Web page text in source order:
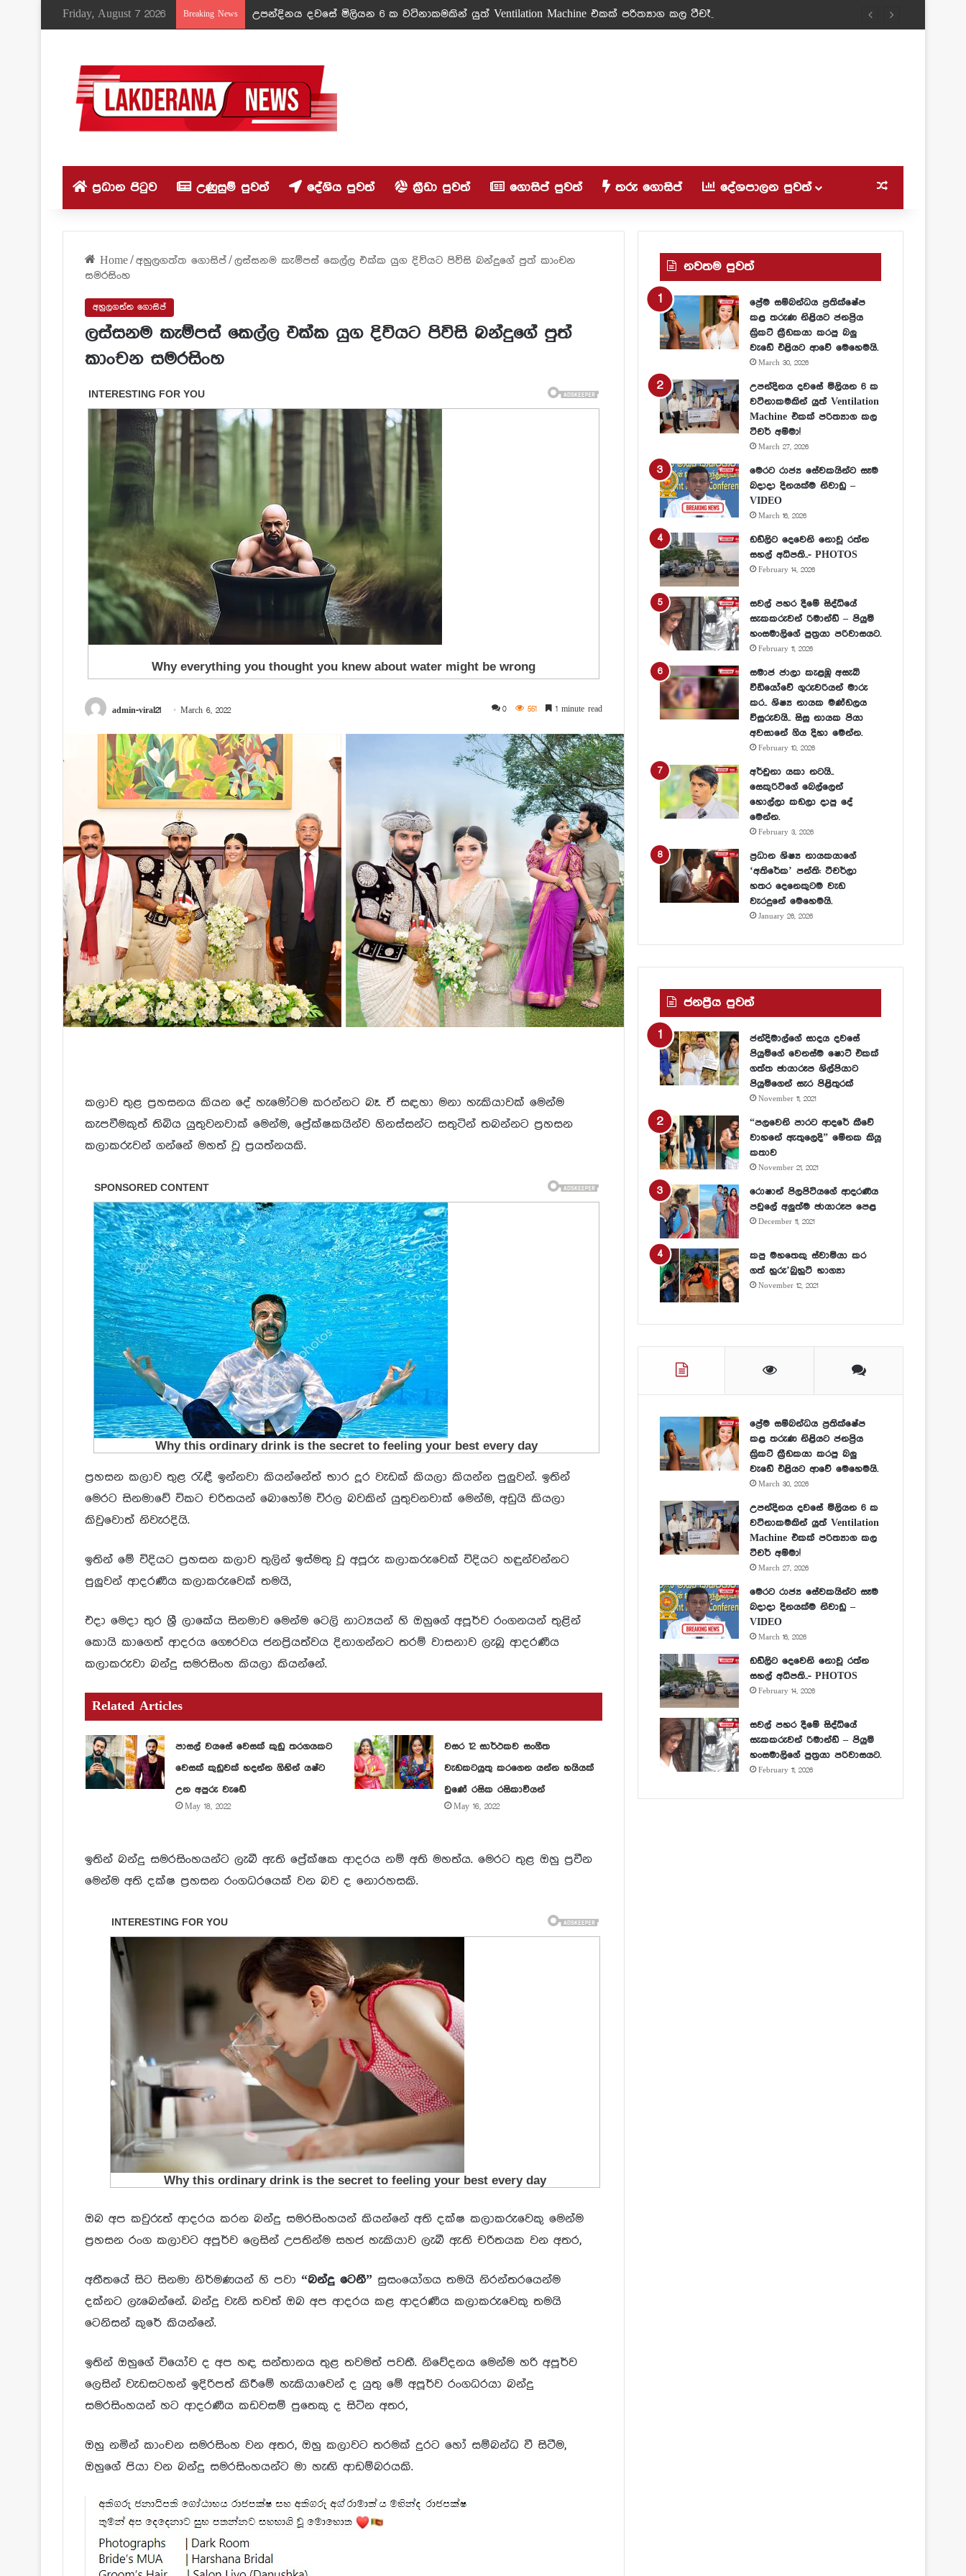
Friday, August 7 2026 Breaking News උපන්දිනය දවසේ මිලියන 6 ක වටිනාකමකින් යුත් Ventilation Machine එකක් පරිත්‍යාග කල ටීචර් අම්මා!
ප්‍රධාන පිටුව උණුසුම් පුවත් දේශිය පුවත් ක්‍රීඩා පුවත් ගොසිප් පුවත් තරු ගොසිප් දේශපාලන පුවත් Random Article
Home/අහුලගත්ත ගොසිප්/ලස්සනම කැම්පස් කෙල්ල එක්ක යුග දිවියට පිවිසි බන්දුගේ පුත් කාංචන
සමරසිංහ
අහුලගත්ත ගොසිප්
ලස්සනම කැම්පස් කෙල්ල එක්ක යුග දිවියට පිවිසි බන්දුගේ පුත්
කාංචන සමරසිංහ
admin-viral21 March 6, 2022 0 551 1 minute read
කලාව තුළ ප්‍රහසනය කියන දේ හැමෝටම කරන්නට බෑ. ඒ සඳහා මනා හැකියාවක් මෙන්ම
කැපවීමකුත් තිබිය යුතුවනවාක් මෙන්ම, ප්‍රේක්ෂකයින්ව හිනස්සන්ට සතුටින් තබන්නට ප්‍රහසන
කලාකරුවන් ගන්නේ මහත් වූ ප්‍රයත්නයකි.
ප්‍රහසන කලාව තුළ රැඳී ඉන්නවා කියන්නේත් භාර දූර වැඩක් කියලා කියන්න පුලුවන්. ඉතින්
මෙරට සිනමාවේ විකට චරිතයන් බොහෝම විරල බවකින් යුතුවනවාක් මෙන්ම, අඩුයි කියලා
කිවුවොත් නිවැරදියි.
ඉතින් මේ විදියට ප්‍රහසන කලාව තුලින් ඉස්මතු වූ අපූරු කලාකරුවෙක් විදියට හඳුන්වන්නට
පුලුවන් ආදරණීය කලාකරුවෙක් තමයි,
එදා මෙදා තුර ශ්‍රී ලාකේය සිනමාව මෙන්ම ටෙලි නාට්‍යයන් හි ඔහුගේ අපූර්ව රංගනයන් තුළින්
කොයි කාගෙත් ආදරය ගෞරවය ජනප්‍රියත්වය දිනාගන්නට තරම් වාසනාව ලැබූ ආදරණීය
කලාකරුවා බන්දු සමරසිංහ කියලා කියන්නේ.
Related Articles
පාසල් වයසේ වෙසක් කුඩු තරගයකට
වෙසක් කුඩුවක් හදන්න ගිහින් යෂ්ට
උන අපුරු වැඩේ
May 18, 2022
වසර 12 සාර්ථකව සංගීත
වැඩකටයුතු කරගෙන යන්න හයියක්
වුණේ රසික රසිකාවියන්
May 16, 2022
ඉතින් බන්දු සමරසිංහයන්ට ලැබී ඇති ප්‍රේක්ෂක ආදරය නම් අති මහත්ය. මෙරට තුළ ඔහු ප්‍රවීන
මෙන්ම අති දක්ෂ ප්‍රහසන රංගධරයෙක් වන බව ද නොරහසකි.
ඔබ අප කවුරුත් ආදරය කරන බන්දු සමරසිංහයන් කියන්නේ අති දක්ෂ කලාකරුවෙකු මෙන්ම
ප්‍රහසන රංග කලාවට අපූර්ව ලෙසින් උපතින්ම සහජ හැකියාව ලැබී ඇති චරිතයක වන අතර,
අතීතයේ සිට සිනමා නිර්මණයන් හි පවා “බන්දු ටෙනී” සුසංයෝගය තමයි නිරන්තරයෙන්ම
දක්නට ලැබෙන්නේ. බන්දු වැනි තවත් ඔබ අප ආදරය කළ ආදරණීය කලාකරුවෙකු තමයි
ටෙනිසන් කුරේ කියන්නේ.
ඉතින් ඔහුගේ වියෝව ද අප හඳ සන්තානය තුළ තවමත් පවතී. නිවේදනය මෙන්ම හරි අපූර්ව
ලෙසින් වැඩසටහන් ඉදිරිපත් කිරීමේ හැකියාවෙන් ද යුතු මේ අපූර්ව රංගධරයා බන්දු
සමරසිංහයන් හට ආදරණීය කඩවසම් පුතෙකු ද සිටින අතර,
ඔහු නමින් කාංචන සමරසිංහ වන අතර, ඔහු කලාවට තරමක් දුරට හෝ සම්බන්ධ වී සිටීම,
ඔහුගේ පියා වන බන්දු සමරසිංහයන්ට මා හැඟි ආඩම්බරයකි.
නවතම පුවත්
ප්‍රේම සම්බන්ධය ප්‍රතික්ෂේප
කළ තරුණ නිළියට ජනප්‍රිය
ක්‍රිකට් ක්‍රීඩකයා කරපු බලු
වැඩේ එළියට ආවේ මෙහෙමයි.
March 30, 2026
උපන්දිනය දවසේ මිලියන 6 ක
වටිනාකමකින් යුත් Ventilation
Machine එකක් පරිත්‍යාග කල
ටීචර් අම්මා!
March 27, 2026
මෙරට රාජ්‍ය සේවකයින්ට සෑම
බදාදා දිනයක්ම නිවාඩු –
VIDEO
March 16, 2026
ඩඩ්ලිට දෙවෙනි නොවූ රත්න
සහල් අධිපති..- PHOTOS
February 14, 2026
සවල් පහර දීමේ සිද්ධියේ
සැකකරුවන් රිමාන්ඩ් – පියුමි
හංසමාලිගේ පුත්‍රයා පරිවාසයට.
February 11, 2026
සමාජ ජාලා කැළඹූ අසැබි
වීඩියෝවේ ගුරුවරියන් මාරු
කර.. ශිෂ්‍ය නායක මණ්ඩලය
විසුරුවයි.. සිසු නායක පියා
අවසානේ ගිය දිහා මෙන්න.
February 10, 2026
අර්චුනා යකා නටයි..
සෙකුරිටිගේ බෙල්ලෙන්
හොල්ලා කඩලා දාපු දේ
මෙන්න.
February 3, 2026
ප්‍රධාන ශිෂ්‍ය නායකයාගේ
‘අතිරේක’ පන්ති: ටීචර්ලා
හතර දෙනෙකුටම වැඩ
වැරදුනේ මෙහෙමයි.
January 26, 2026
ජනප්‍රීය පුවත්
ජන්දිමාල්ගේ සාදය දවසේ
පියුමිගේ වෙනස්ම ෂොට් එකක්
ගත්ත ඡායාරූප ශිල්පියාට
පියුමිගෙන් සැර පිළිතුරක්
November 11, 2021
“පලවෙනි පාරට ආදරේ කීවේ
වාහනේ ඇතුලෙදි” මේනක කියූ
කතාව
November 21, 2021
රොෂාන් පිලපිටියගේ ආදරණීය
පවුලේ අලුත්ම ඡායාරූප පෙළ
December 11, 2021
කපු මහතෙකු ස්වාමියා කර
ගත් හුරු’බුහුටි භාග්‍යා
November 12, 2021
ප්‍රේම සම්බන්ධය ප්‍රතික්ෂේප
කළ තරුණ නිළියට ජනප්‍රිය
ක්‍රිකට් ක්‍රීඩකයා කරපු බලු
වැඩේ එළියට ආවේ මෙහෙමයි.
March 30, 2026
උපන්දිනය දවසේ මිලියන 6 ක
වටිනාකමකින් යුත් Ventilation
Machine එකක් පරිත්‍යාග කල
ටීචර් අම්මා!
March 27, 2026
මෙරට රාජ්‍ය සේවකයින්ට සෑම
බදාදා දිනයක්ම නිවාඩු –
VIDEO
March 16, 2026
ඩඩ්ලිට දෙවෙනි නොවූ රත්න
සහල් අධිපති..- PHOTOS
February 14, 2026
සවල් පහර දීමේ සිද්ධියේ
සැකකරුවන් රිමාන්ඩ් – පියුමි
හංසමාලිගේ පුත්‍රයා පරිවාසයට.
February 11, 2026